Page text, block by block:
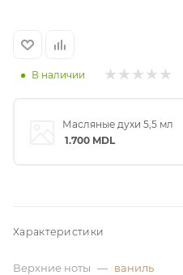
В наличии
Масляные духи 5,5 мл
1.700 MDL
Характеристики
Верхние ноты — ваниль